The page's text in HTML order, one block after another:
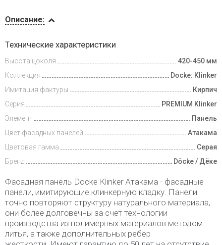
и оплата
Описание:
Технические характеристики
Высота цоколя
420-450 мм
Коллекция
Docke: Klinker
Имитация фактуры
Кирпич
Серия
PREMIUM Klinker
Элемент
Панель
Цвет фасадных панелей
Атакама
Цветовая гамма
Серая
Бренд
Döcke / Дёке
Фасадная панель Docke Klinker Атакама - фасадные
панели, имитирующие клинкерную кладку. Панели
точно повторяют структуру натурального материала,
они более долговечны за счет технологии
производства из полимерных материалов методом
литья, а также дополнительных ребер